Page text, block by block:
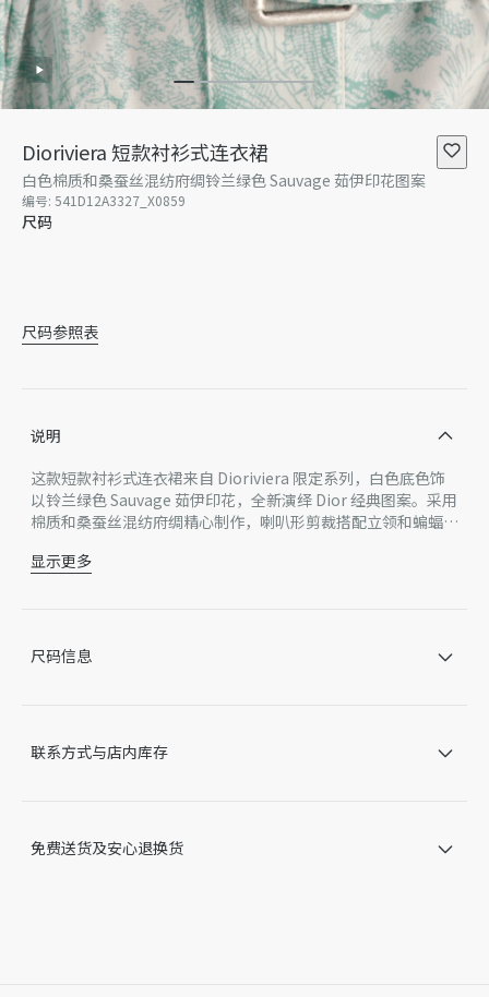
Dioriviera 短款衬衫式连衣裙
白色棉质和桑蚕丝混纺府绸铃兰绿色 Sauvage 茹伊印花图案
编号: 541D12A3327_X0859
尺码
尺码参照表
说明
这款短款衬衫式连衣裙来自 Dioriviera 限定系列，白色底色饰
以铃兰绿色 Sauvage 茹伊印花，全新演绎 Dior 经典图案。采用
棉质和桑蚕丝混纺府绸精心制作，喇叭形剪裁搭配立领和蝙蝠盖
配，打造精致的造型。
同色调腰带
无里料
74% 棉，26% 桑蚕丝
产品图片可能与产品实际外观不一致，以产品实物为准。如有相
显示更多
尺码信息
联系方式与店内库存
免费送货及安心退换货